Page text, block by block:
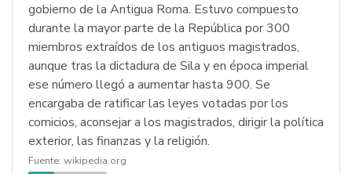
gobierno de la Antigua Roma. Estuvo compuesto
durante la mayor parte de la República por 300
miembros extraídos de los antiguos magistrados,
aunque tras la dictadura de Sila y en época imperial
ese número llegó a aumentar hasta 900. Se
encargaba de ratificar las leyes votadas por los
comicios, aconsejar a los magistrados, dirigir la política
exterior, las finanzas y la religión.
Fuente: wikipedia.org